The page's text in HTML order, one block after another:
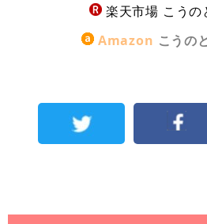
楽天市場 こうの
Amazon こうの